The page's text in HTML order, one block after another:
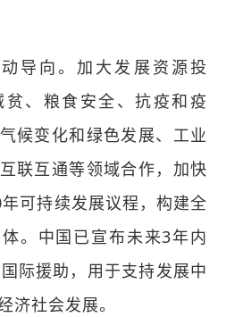
导向。加大发展资源投
、粮食安全、抗疫和疫
候变化和绿色发展、工业
联互通等领域合作，加快
可持续发展议程，构建全
。中国已宣布未来3年内
际援助，用于支持发展中
济社会发展。